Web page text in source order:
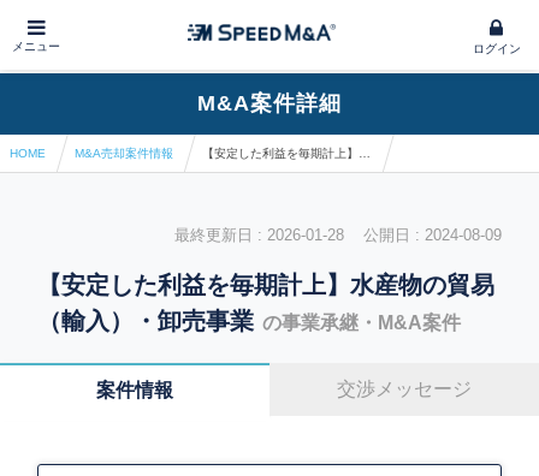
メニュー ログイン
M&A案件詳細
HOME M&A売却案件情報
最終更新日 : 2026-01-28 公開日 : 2024-08-09
【安定した利益を毎期計上】水産物の貿易
（輸入）・卸売事業 の事業承継・M&A案件
案件情報 交渉メッセージ